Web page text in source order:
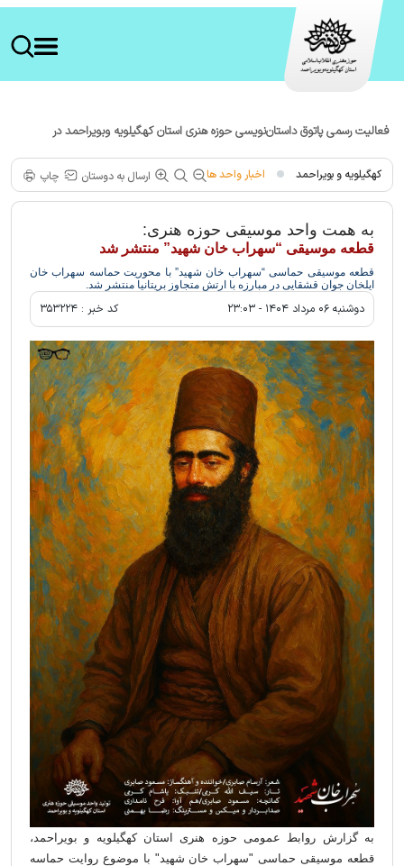
فعالیت رسمی پاتوق داستان‌نویسی حوزه هنری استان کهگیلویه وبویراحمد در
شهرستان لنده
کهگیلویه و بویراحمد اخبار واحد ها ارسال به دوستان چاپ
به همت واحد موسیقی حوزه هنری:
قطعه موسیقی “سهراب خان شهید” منتشر شد
قطعه موسیقی حماسی “سهراب خان شهید” با محوریت حماسه سهراب خان
ایلخان جوان قشقایی در مبارزه با ارتش متجاوز بریتانیا منتشر شد.
دوشنبه ۰۶ مرداد ۱۴۰۴ - ۲۳:۰۳ کد خبر :
به گزارش روابط عمومی حوزه هنری استان کهگیلویه و بویراحمد،
قطعه موسیقی حماسی "سهراب خان شهید" با موضوع روایت حماسه